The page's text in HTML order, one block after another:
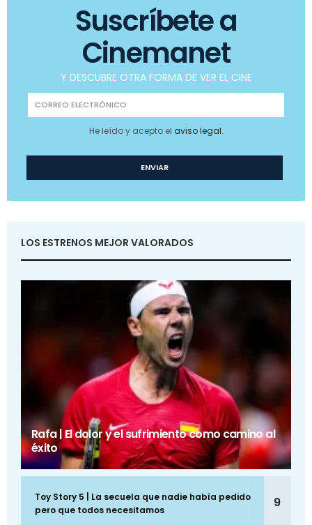
Suscríbete a
Cinemanet
Y DESCUBRE OTRA FORMA DE VER EL CINE
He leído y acepto el aviso legal.
LOS ESTRENOS MEJOR VALORADOS
Rafa | El dolor y el sufrimiento como camino al
éxito
Toy Story 5 | La secuela que nadie había pedido
pero que todos necesitamos
9